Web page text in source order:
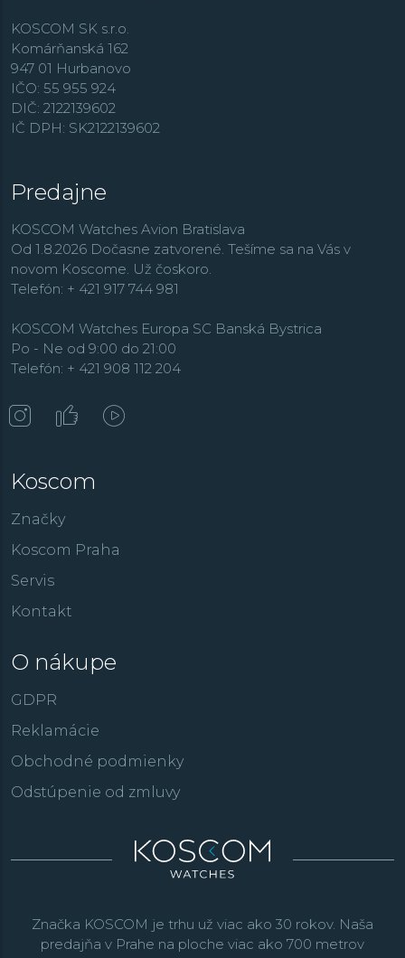
KOSCOM SK s.r.o.
Komárňanská 162
947 01 Hurbanovo
IČO: 55 955 924
DIČ: 2122139602
IČ DPH: SK2122139602
Predajne
KOSCOM Watches Avion Bratislava
Od 1.8.2026 Dočasne zatvorené. Tešíme sa na Vás v
novom Koscome. Už čoskoro.
Telefón: + 421 917 744 981
KOSCOM Watches Europa SC Banská Bystrica
Po - Ne od 9:00 do 21:00
Telefón: + 421 908 112 204
Koscom
Značky
Koscom Praha
Servis
Kontakt
O nákupe
GDPR
Reklamácie
Obchodné podmienky
Odstúpenie od zmluvy
Značka KOSCOM je trhu už viac ako 30 rokov. Naša
predajňa v Prahe na ploche viac ako 700 metrov